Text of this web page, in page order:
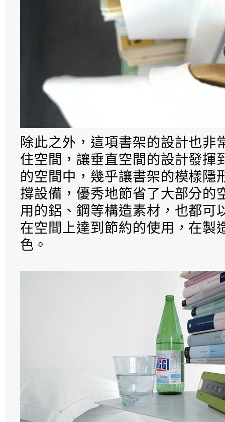
除此之外，這項書架的設計也非
住空間，讓垂直空間的設計發揮
的空間中，幾乎讓書架的模樣隱
撐設備，優秀地節省了大部分的
用的鋁、鋼等構造素材，也都可
在空間上達到節約的使用，在製
色。